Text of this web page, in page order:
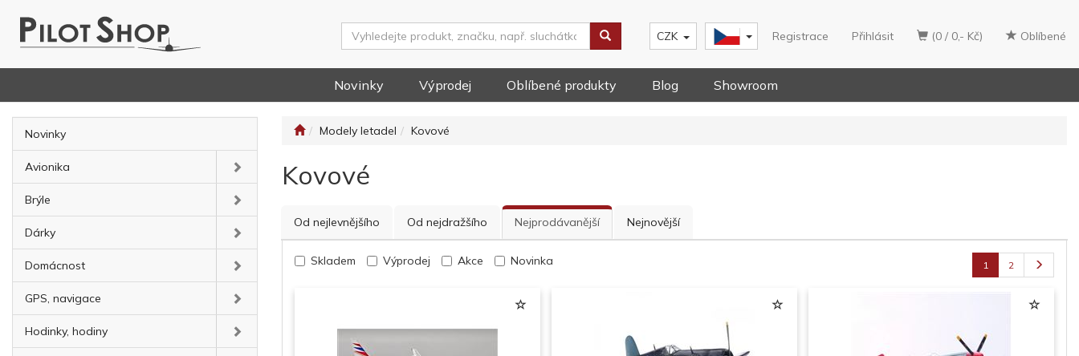
(0 / 0,- Kč) Oblíbené
Registrace Přihlásit
CZK
Novinky Výprodej Oblíbené produkty Blog Showroom
Novinky
Avionika
Brýle
Dárky
Domácnost
GPS, navigace
Hodinky, hodiny
Modely letadel Kovové
Kovové
Od nejlevnějšího Od nejdražšího Nejprodávanější Nejnovější
Skladem Výprodej Akce Novinka 1 2